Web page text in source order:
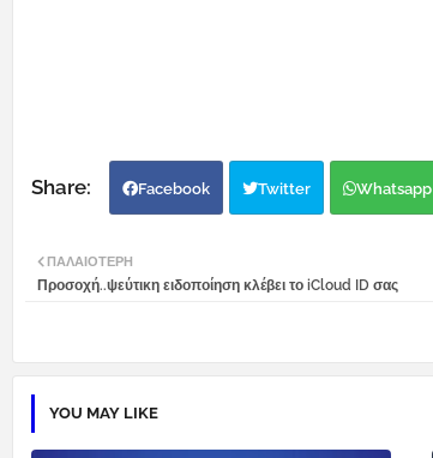
Facebook Twitter Whatsapp
ΠΑΛΑΙΌΤΕΡΗ
Προσοχή..ψεύτικη ειδοποίηση κλέβει το iCloud ID σας
YOU MAY LIKE